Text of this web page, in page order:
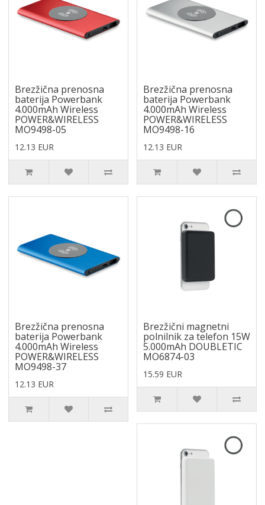
Brezžična prenosna
baterija Powerbank
4.000mAh Wireless
POWER&WIRELESS
MO9498-05
12.13 EUR
Brezžična prenosna
baterija Powerbank
4.000mAh Wireless
POWER&WIRELESS
MO9498-16
12.13 EUR
Brezžična prenosna
baterija Powerbank
4.000mAh Wireless
POWER&WIRELESS
MO9498-37
12.13 EUR
Brezžični magnetni
polnilnik za telefon 15W
5.000mAh DOUBLETIC
MO6874-03
15.59 EUR